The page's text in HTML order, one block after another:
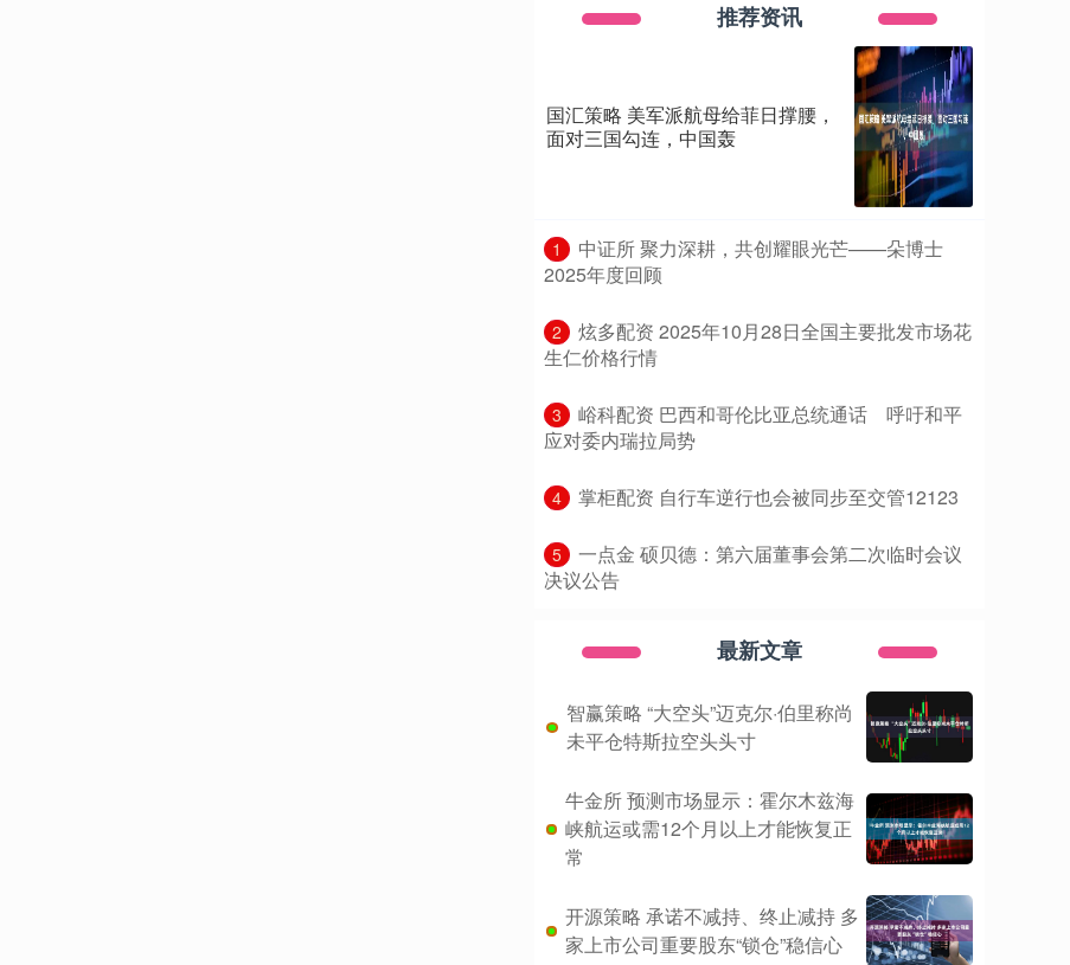
推荐资讯
国汇策略 美军派航母给菲日撑腰，
面对三国勾连，中国轰
1
​中证所 聚力深耕，共创耀眼光芒——朵博士
2025年度回顾
2
​炫多配资 2025年10月28日全国主要批发市场花
生仁价格行情
3
​峪科配资 巴西和哥伦比亚总统通话 呼吁和平
应对委内瑞拉局势
4 ​掌柜配资 自行车逆行也会被同步至交管12123
5
​一点金 硕贝德：第六届董事会第二次临时会议
决议公告
最新文章
智赢策略 “大空头”迈克尔·伯里称尚
未平仓特斯拉空头头寸
牛金所 预测市场显示：霍尔木兹海
峡航运或需12个月以上才能恢复正
常
开源策略 承诺不减持、终止减持 多
家上市公司重要股东“锁仓”稳信心